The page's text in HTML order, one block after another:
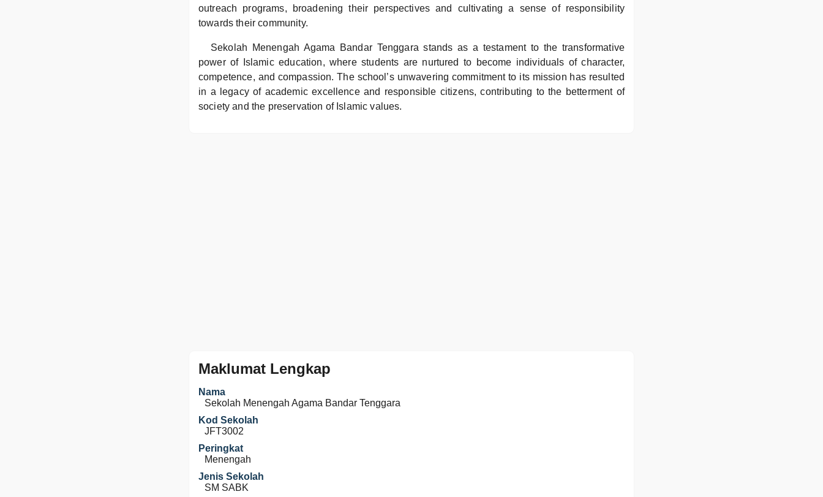
outreach programs, broadening their perspectives and cultivating a sense of responsibility
towards their community.
Sekolah Menengah Agama Bandar Tenggara stands as a testament to the transformative
power of Islamic education, where students are nurtured to become individuals of character,
competence, and compassion. The school’s unwavering commitment to its mission has resulted
in a legacy of academic excellence and responsible citizens, contributing to the betterment of
society and the preservation of Islamic values.
Maklumat Lengkap
Nama
Sekolah Menengah Agama Bandar Tenggara
Kod Sekolah
JFT3002
Peringkat
Menengah
Jenis Sekolah
SM SABK